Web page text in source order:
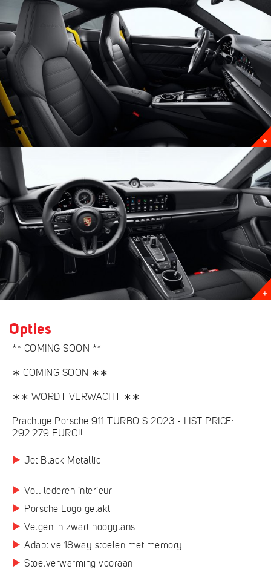
Opties
** COMING SOON **
∗ COMING SOON ∗∗
∗∗ WORDT VERWACHT ∗∗
Prachtige Porsche 911 TURBO S 2023 - LIST PRICE:
292.279 EURO!!
Jet Black Metallic
Voll lederen interieur
Porsche Logo gelakt
Velgen in zwart hoogglans
Adaptive 18way stoelen met memory
Stoelverwarming vooraan